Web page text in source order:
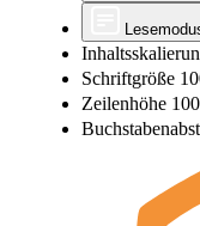
Schriftgröße
Zeilenhöhe 100